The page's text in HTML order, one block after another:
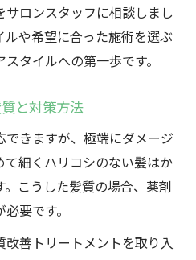
ロンスタッフに相談しまし
ルや希望に合った施術を選ぶ
タイルへの第一歩です。
と対策方法
きますが、極端にダメージ
細くハリコシのない髪はか
こうした髪質の場合、薬剤
要です。
善トリートメントを取り入